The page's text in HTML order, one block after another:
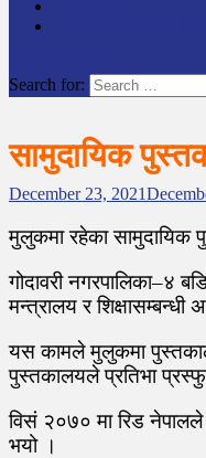
Search for:
सामुदायिक
December 23, 2021
मुलुकमा रहेका सामुदायिक
गोदावरी नगरपालिका–४
मन्त्रालय र
यस कामले मुलुकमा
पुस्तकालयले प्रतिभा
विसं २०७० मा रिड
भयो ।